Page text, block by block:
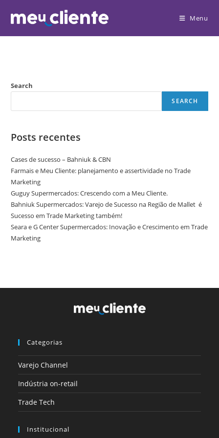
Menu
Search
SEARCH
Posts recentes
Cases de sucesso – Bahniuk & CBN
Farmais e Meu Cliente: planejamento e assertividade no Trade
Marketing
Guguy Supermercados: Crescendo com a Meu Cliente.
Bahniuk Supermercados: Varejo de Sucesso na Região de Mallet é
Sucesso em Trade Marketing também!
Seara e G Center Supermercados: Inovação e Crescimento em Trade
Marketing
Categorias
Varejo Channel
Indústria on-retail
Trade Tech
Institucional